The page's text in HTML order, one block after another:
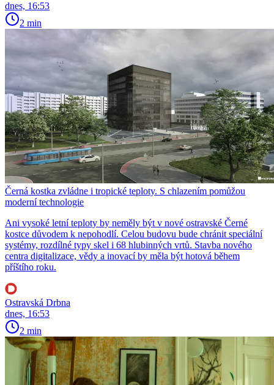
dnes, 16:53
2 min
Černá kostka zvládne i tropické teploty. S chlazením pomůžou
moderní technologie
Ani vysoké letní teploty by neměly být v nové ostravské Černé
kostce důvodem k nepohodlí. Celou budovu bude chránit speciální
systémy, rozdílné typy skel i 68 hlubinných vrtů. Stavba nového
centra digitalizace, vědy a inovací by měla být hotová během
příštího roku.
Ostravská Drbna
dnes, 16:53
2 min